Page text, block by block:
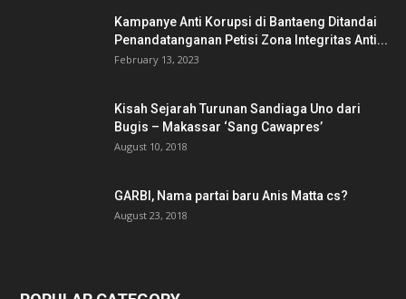
Kampanye Anti Korupsi di Bantaeng Ditandai
Penandatanganan Petisi Zona Integritas Anti...
February 13, 2023
Kisah Sejarah Turunan Sandiaga Uno dari
Bugis – Makassar ‘Sang Cawapres’
August 10, 2018
GARBI, Nama partai baru Anis Matta cs?
August 23, 2018